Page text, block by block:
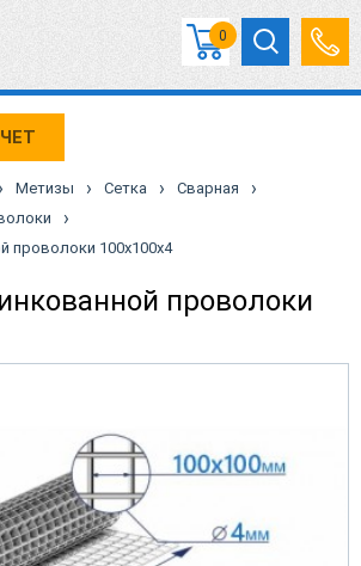
0
› Метизы › Сетка › Сварная ›
›
проволоки 100х100х4
проволоки